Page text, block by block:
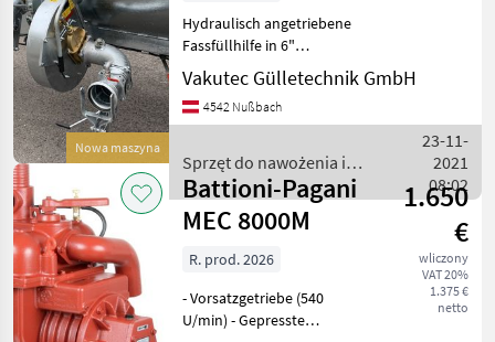
Nowa maszyna
Hydraulisch angetriebene
Fassfüllhilfe in 6"
Ausführung für
Vakuumfässer • Schnelles
und vollständiges Füllen
vorhanden Sauganschluss -
Vakutec Gülletechnik GmbH
4542 Nußbach
Sprzęt do nawożenia i
nawadniania / Vakutec
23-11-
2021
08:02
Battioni-Pagani
MEC 8000M
1.650
€
wliczony
VAT 20%
1.375 €
netto
R. prod. 2026
- Vorsatzgetriebe (540
U/min) - Gepresste